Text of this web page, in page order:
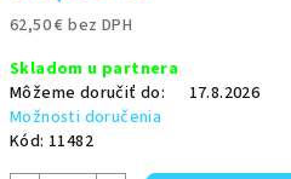
62,50 € bez DPH
cena:
Skladom u partnera
Môžeme doručiť do:
17.8.2026
Možnosti doručenia
Kód: 11482